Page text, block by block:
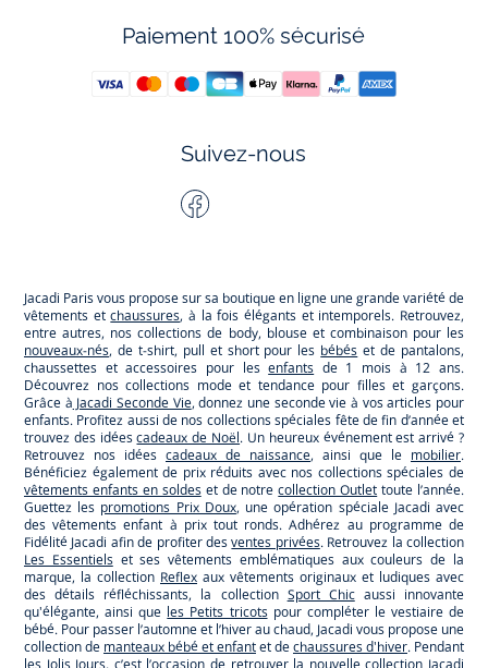
Paiement 100% sécurisé
Suivez-nous
Facebook
Jacadi Paris vous propose sur sa boutique en ligne une grande variété de
vêtements etchaussures, à la fois élégants et intemporels. Retrouvez,
entre autres, nos collections de body, blouse et combinaison pour les
nouveaux-nés, de t-shirt, pull et short pour les bébés et de pantalons,
chaussettes et accessoires pour lesenfants de 1 mois à 12 ans.
Découvrez nos collections mode et tendance pour filles et garçons.
Grâce à Jacadi Seconde Vie, donnez une seconde vie à vos articles pour
enfants. Profitez aussi de nos collections spéciales fête de fin d’année et
trouvez des idéescadeaux de Noël. Un heureux événement est arrivé ?
Retrouvez nos idées cadeaux de naissance, ainsi que le mobilier.
Bénéficiez également de prix réduits avec nos collections spéciales de
vêtements enfants en soldeset de notrecollection Outlet toute l’année.
Guettez les promotions Prix Doux, une opération spéciale Jacadi avec
des vêtements enfant à prix tout ronds. Adhérez au programme de
Fidélité Jacadi afin de profiter desventes privées. Retrouvez la collection
Les Essentielset ses vêtements emblématiques aux couleurs de la
marque, la collection Reflex aux vêtements originaux et ludiques avec
des détails réfléchissants, la collection Sport Chicaussi innovante
qu'élégante, ainsi que les Petits tricotspour compléter le vestiaire de
bébé. Pour passer l’automne et l’hiver au chaud, Jacadi vous propose une
collection de manteaux bébé et enfantet dechaussures d'hiver. Pendant
les Jolis Jours, c’est l’occasion de retrouver la nouvelle collection Jacadi